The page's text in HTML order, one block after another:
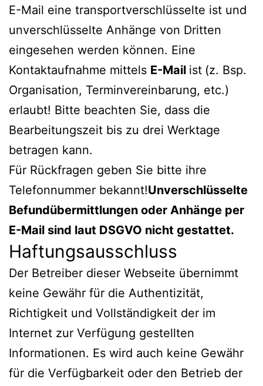
E-Mail eine transportverschlüsselte ist und
unverschlüsselte Anhänge von Dritten
eingesehen werden können. Eine
Kontaktaufnahme mittels E-Mail ist (z. Bsp.
Organisation, Terminvereinbarung, etc.)
erlaubt! Bitte beachten Sie, dass die
Bearbeitungszeit bis zu drei Werktage
betragen kann.
Für Rückfragen geben Sie bitte ihre
Telefonnummer bekannt!Unverschlüsselte
Befundübermittlungen oder Anhänge per
E-Mail sind laut DSGVO nicht gestattet.
Haftungsausschluss
Der Betreiber dieser Webseite übernimmt
keine Gewähr für die Authentizität,
Richtigkeit und Vollständigkeit der im
Internet zur Verfügung gestellten
Informationen. Es wird auch keine Gewähr
für die Verfügbarkeit oder den Betrieb der